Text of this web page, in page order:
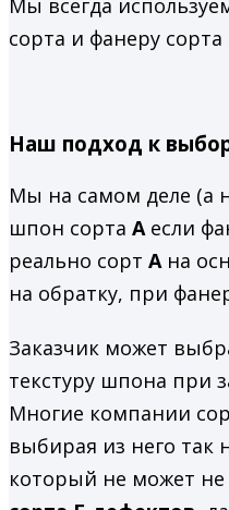
Мы всегда
сорта и фанеру
Наш подход к
Мы на самом деле (а
шпон сорта Аесли
реально сорт Ана
на обратку, при
Заказчик может
текстуру шпона при
Многие компании
выбирая из него так
который не может